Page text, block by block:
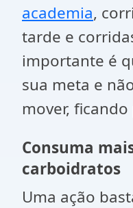
academia,
tarde e
importante é
sua meta e
mover,
Consuma
carboidratos
Uma ação